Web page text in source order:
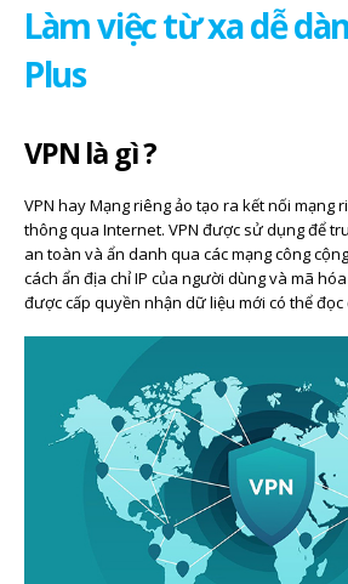
Làm việc từ xa dễ
Plus
VPN là gì ?
VPN hay Mạng riêng ảo tạo ra kết nối mạng
thông qua Internet. VPN được sử dụng để
an toàn và ẩn danh qua các mạng công
cách ẩn địa chỉ IP của người dùng và mã
được cấp quyền nhận dữ liệu mới có thể đọc